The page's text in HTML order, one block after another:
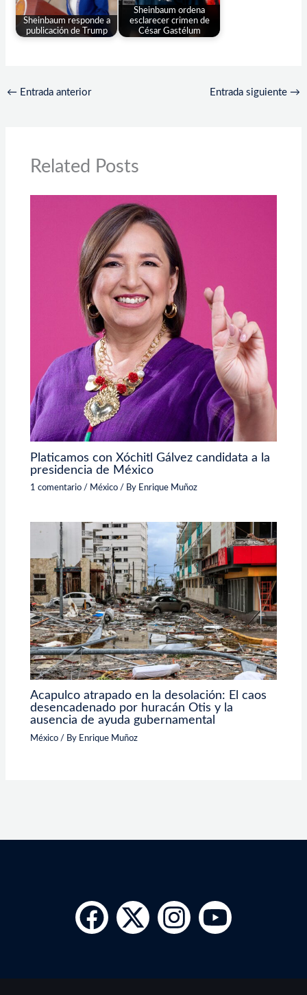
Sheinbaum responde a
publicación de Trump
Sheinbaum ordena
esclarecer crimen de
César Gastélum
← Entrada anterior Entrada siguiente →
Related Posts
Platicamos con Xóchitl Gálvez candidata a la
presidencia de México
1 comentario / México / By Enrique Muñoz
Acapulco atrapado en la desolación: El caos
desencadenado por huracán Otis y la
ausencia de ayuda gubernamental
México / By Enrique Muñoz